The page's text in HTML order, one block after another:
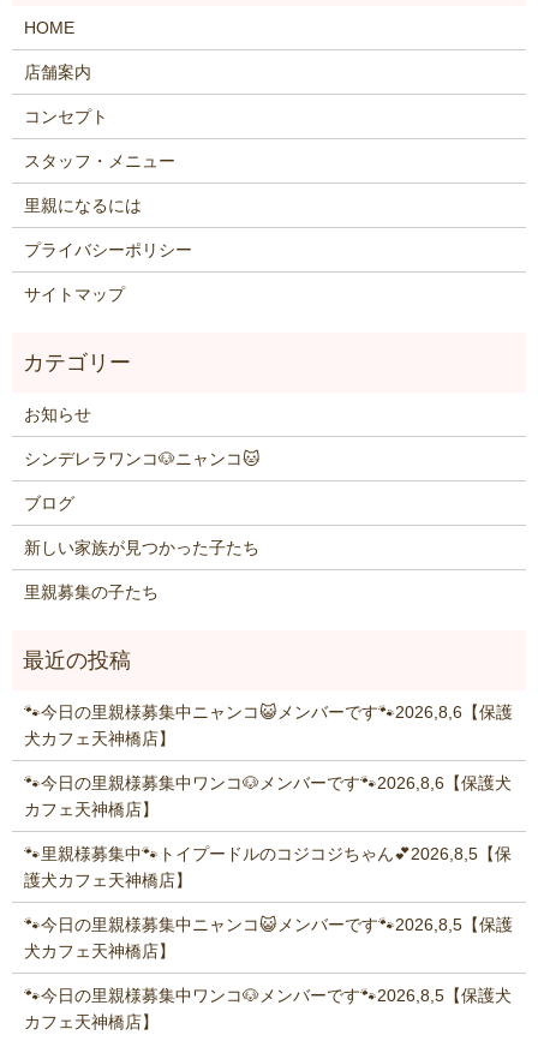
HOME
店舗案内
コンセプト
スタッフ・メニュー
里親になるには
プライバシーポリシー
サイトマップ
お知らせ
シンデレラワンコ🐶ニャンコ🐱
ブログ
新しい家族が見つかった子たち
里親募集の子たち
🐾今日の里親様募集中ニャンコ😺メンバーです🐾2026,8,6【保護
犬カフェ天神橋店】
🐾今日の里親様募集中ワンコ🐶メンバーです🐾2026,8,6【保護犬
カフェ天神橋店】
🐾里親様募集中🐾トイプードルのコジコジちゃん💕2026,8,5【保
護犬カフェ天神橋店】
🐾今日の里親様募集中ニャンコ😺メンバーです🐾2026,8,5【保護
犬カフェ天神橋店】
🐾今日の里親様募集中ワンコ🐶メンバーです🐾2026,8,5【保護犬
カフェ天神橋店】